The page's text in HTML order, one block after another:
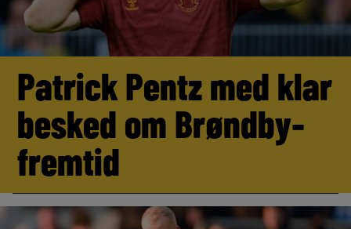
Patrick Pentz med klar
besked om Brøndby-
fremtid